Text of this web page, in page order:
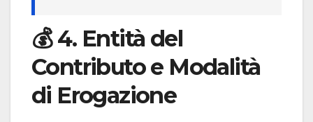
💰 4. Entità del
Contributo e Modalità
di Erogazione